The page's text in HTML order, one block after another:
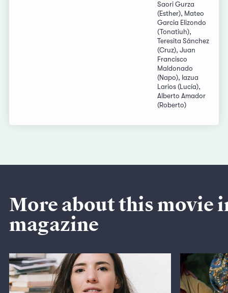
Saori Gurza
(Esther), Mateo
Garcia Elizondo
(Tonatiuh),
Teresita Sánchez
(Cruz), Juan
Francisco
Maldonado
(Napo), Iazua
Larios (Lucía),
Alberto Amador
(Roberto)
More about this movie
magazine